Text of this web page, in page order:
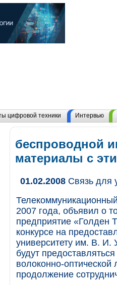
цифровой техники Интервью
беспроводной
материалы с
01.02.2008 Связь для
2007 года, объявил о
предприятие «Голден
конкурсе на
университету им. В. И.
будут
волоконно-оптической
продолжение